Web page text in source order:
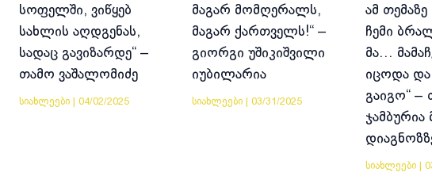
სოფელში, ვიწყებ
სახლის აღდგენას,
სადაც გავიზარდე“ –
თამო ვაშალომიძე
სიახლეები 04/02/2025
მაგარ მომღერალს,
მაგარ ქართველს!“ –
გიორგი უშიკიშვილი
იუბილარია
სიახლეები |03/31/2025
ამ
ჩემი
მა…
იცოდა და
გაიგო“ –
ჯამბურია
სიახლეები|